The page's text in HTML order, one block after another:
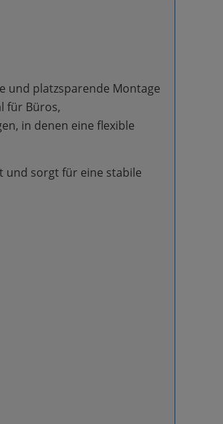
und platzsparende Montage
für Büros,
in denen eine flexible
und sorgt für eine stabile